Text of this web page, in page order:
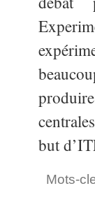
but
Mots-